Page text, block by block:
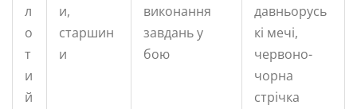
л
о
т
и
й
и,
старшин
и
виконання
завдань у
бою
давньорусь
кі мечі,
червоно-
чорна
стрічка